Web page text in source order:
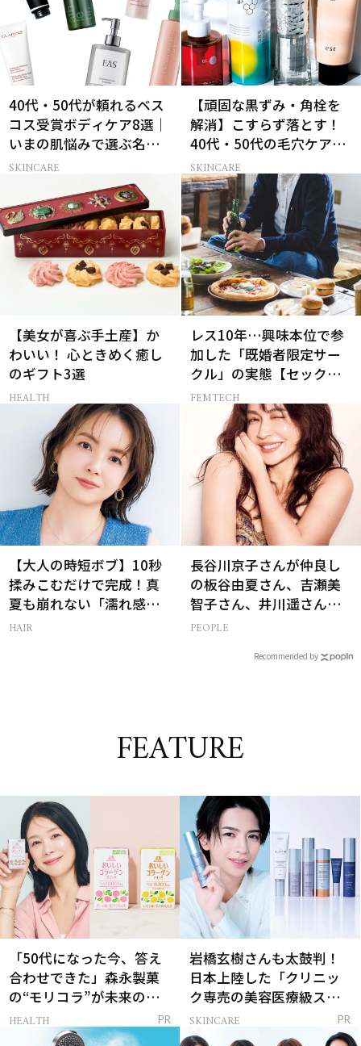
40代・50代が頼れるベス
コス受賞ボディケア8選｜
いまの肌悩みで選ぶ名品
まとめ
SKINCARE
【頑固な黒ずみ・角栓を
解消】こすらず落とす！
40代・50代の毛穴ケア4
選
SKINCARE
【美女が喜ぶ手土産】か
わいい！ 心ときめく癒し
のギフト3選
HEALTH
レス10年…興味本位で参
加した「既婚者限定サー
クル」の実態【セックス
レス AND THE CITY -女た
ちの告白-】
FEMTECH
【大人の時短ボブ】10秒
揉みこむだけで完成！真
夏も崩れない「濡れ感ハ
ンサムヘア」
HAIR
長谷川京子さんが仲良し
の板谷由夏さん、吉瀬美
智子さん、井川遥さんと
集まる理由は…
PEOPLE
Recommended by
FEATURE
「50代になった今、答え
合わせできた」森永製菓
の“モリコラ”が未来のキ
レイを連れてくる！
HEALTH PR
岩橋玄樹さんも太鼓判！
日本上陸した「クリニッ
ク専売の美容医療級スキ
ンケア」
SKINCARE PR